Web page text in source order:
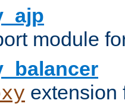
module
extension